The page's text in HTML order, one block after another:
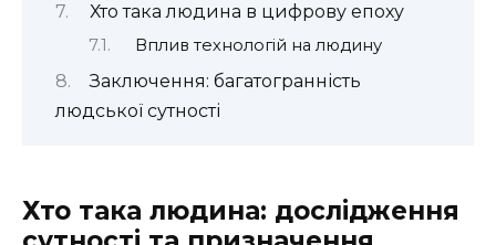
Хто така людина в цифрову епоху
Вплив технологій на людину
Заключення: багатогранність
людської сутності
Хто така людина: дослідження